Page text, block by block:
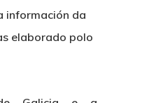
información da
elaborado polo